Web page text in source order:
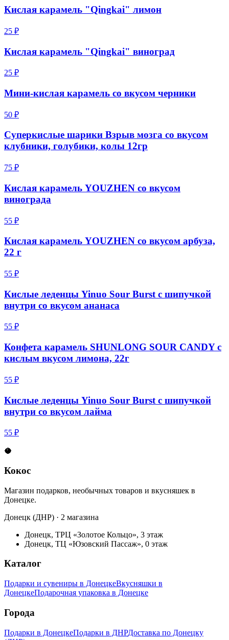
Кислая карамель "Qingkai" лимон
25 ₽
Кислая карамель "Qingkai" виноград
25 ₽
Мини-кислая карамель со вкусом черники
50 ₽
Суперкислые шарики Взрыв мозга со вкусом
клубники, голубики, колы 12гр
75 ₽
Кислая карамель YOUZHEN со вкусом
винограда
55 ₽
Кислая карамель YOUZHEN со вкусом арбуза,
22 г
55 ₽
Кислые леденцы Yinuo Sour Burst с шипучкой
внутри со вкусом ананаса
55 ₽
Конфета карамель SHUNLONG SOUR CANDY с
кислым вкусом лимона, 22г
55 ₽
Кислые леденцы Yinuo Sour Burst с шипучкой
внутри со вкусом лайма
55 ₽
🥥
Кокос
Магазин подарков, необычных товаров и вкусняшек в
Донецке.
Донецк (ДНР) · 2 магазина
Донецк, ТРЦ «Золотое Кольцо», 3 этаж
Донецк, ТЦ «Юзовский Пассаж», 0 этаж
Каталог
Подарки и сувениры в ДонецкеВкусняшки в
ДонецкеПодарочная упаковка в Донецке
Города
Подарки в ДонецкеПодарки в ДНРДоставка по Донецку